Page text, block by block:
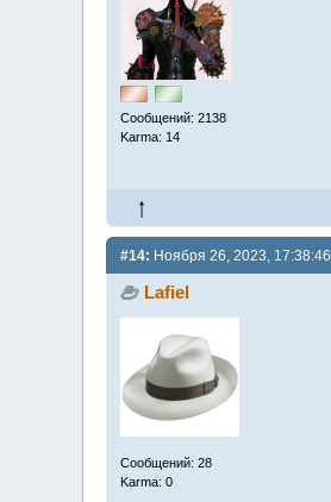
Сообщений: 2138
Karma: 14
#14: Ноября 26, 2023, 17:38:46
Lafiel
Сообщений: 28
Karma: 0